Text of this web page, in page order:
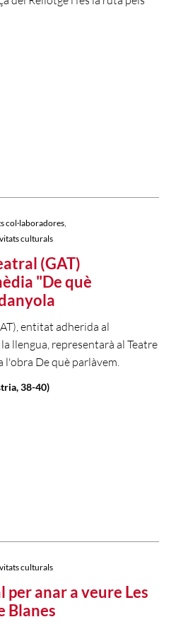
col·laboradores
culturals
(GAT)
"De què
entitat adherida al
llengua, representarà al Teatre
l'obra De què parlàvem.
38-40)
culturals
per anar a veure Les
Blanes